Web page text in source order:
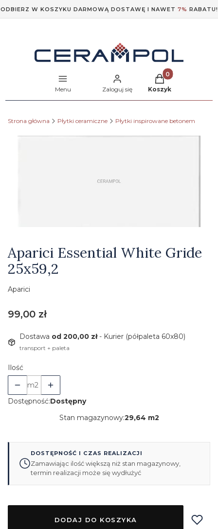
ODBIERZ W KOSZYKU DARMOWĄ DOSTAWĘ I NAWET 7% RABATU!
Menu Zaloguj się
Produkty w
Koszyk
Strona główna Płytki ceramiczne Płytki inspirowane betonem
Aparici Essential White Gride
25x59,2
Aparici
Cena
99,00 zł
Dostawa od 200,00 zł- Kurier (półpaleta 60x80)
transport + paleta
Ilość
m2
Dostępność:Dostępny
Stan magazynowy:29,64 m2
DOSTĘPNOŚĆ I CZAS REALIZACJI
Zamawiając ilość większą niż stan magazynowy,
termin realizacji może się wydłużyć
DODAJ DO KOSZYKA